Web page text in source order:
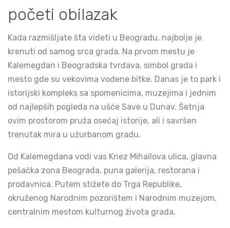
početi obilazak
Kada razmišljate šta videti u Beogradu, najbolje je
krenuti od samog srca grada. Na prvom mestu je
Kalemegdan i Beogradska tvrđava, simbol grada i
mesto gde su vekovima vođene bitke. Danas je to park i
istorijski kompleks sa spomenicima, muzejima i jednim
od najlepših pogleda na ušće Save u Dunav. Šetnja
ovim prostorom pruža osećaj istorije, ali i savršen
trenutak mira u užurbanom gradu.
Od Kalemegdana vodi vas Knez Mihailova ulica, glavna
pešačka zona Beograda, puna galerija, restorana i
prodavnica. Putem stižete do Trga Republike,
okruženog Narodnim pozorištem i Narodnim muzejom,
centralnim mestom kulturnog života grada.